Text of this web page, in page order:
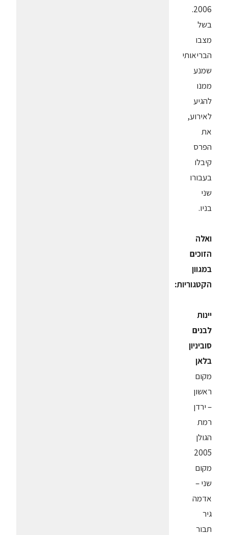
2006.
בשל
מצבו
הבריאותי
שמנע
ממנו
להגיע
לאירוע,
את
הפרס
קיבלו
בעבורו
שני
בניו.
ואלה
הזוכים
במגוון
הקטגוריות:
יינות
לבנים
סוביניון
בלאן
מקום
ראשון
– ירדן
רמת
הגולן
2005
מקום
שני –
אדמה
גיר
תבור